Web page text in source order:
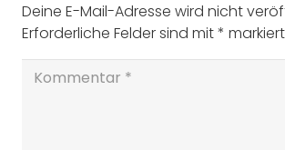
Deine E-Mail-Adresse wird nicht
Erforderliche Felder sind mit* markiert